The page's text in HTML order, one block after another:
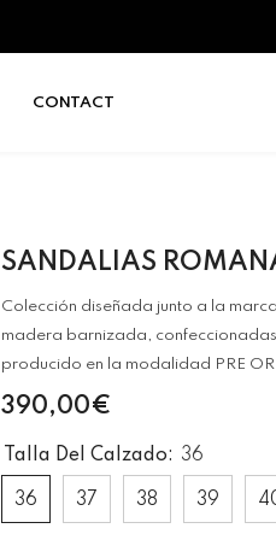
CONTACT
SANDALIAS
Colección diseñada junto a la
madera barnizada,
producido en la modalidad PRE
390,00€
Talla Del Calzado: 36
36 37 38 39